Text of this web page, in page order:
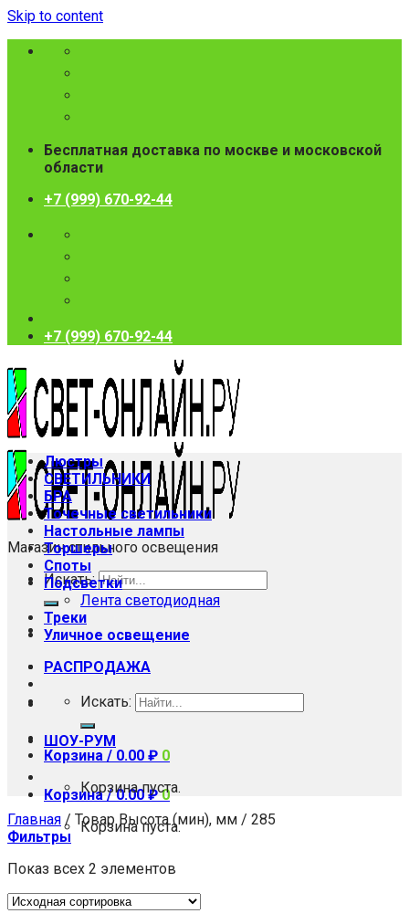
Skip to content
Бесплатная доставка по москве и московской
области
+7 (999) 670-92-44
+7 (999) 670-92-44
Магазин стильного освещения
Искать:
РАСПРОДАЖА
ШОУ-РУМ
Корзина /0.00₽ 0
Корзина пуста.
Люстры
СВЕТИЛЬНИКИ
БРА
Точечные светильники
Настольные лампы
Торшеры
Споты
Подсветки
Лента светодиодная
Треки
Уличное освещение
Искать:
Корзина / 0.00 ₽ 0
Корзина пуста.
Главная / Товар Высота (мин), мм / 285
Фильтры
Показ всех 2 элементов